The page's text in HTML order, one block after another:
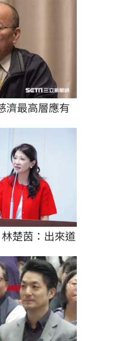
濟最高層應有
楚茵：出來道